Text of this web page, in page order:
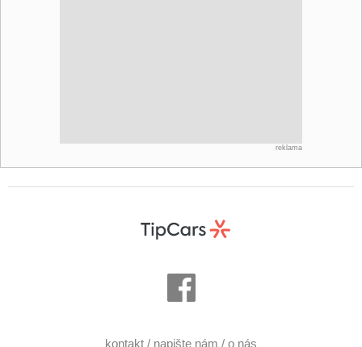
reklama
kontakt / napište nám / o nás